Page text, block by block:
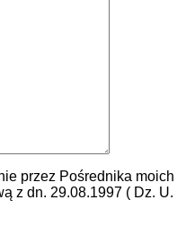
przez Pośrednika moich
z dn. 29.08.1997 ( Dz. U.